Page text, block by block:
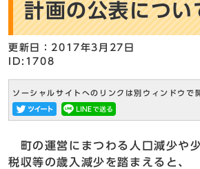
計画の公表につい
更新日：2017年3月27日
ID:1708
ソーシャルサイトへのリンクは別ウィンドウで
町の運営にまつわる人口減少や
税収等の歳入減少を踏まえると、